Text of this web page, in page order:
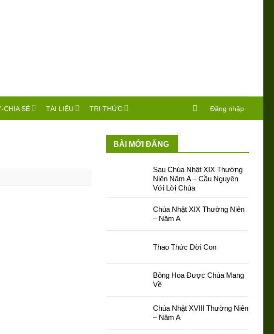
CHIA SẺ TÀI LIỆU TRI THỨC Đăng nhập
BÀI MỚI ĐĂNG
Sau Chúa Nhật XIX Thường
Niên Năm A – Cầu Nguyện
Với Lời Chúa
Chúa Nhật XIX Thường Niên
– Năm A
Thao Thức Đời Con
Bông Hoa Được Chúa Mang
Về
Chúa Nhật XVIII Thường Niên
– Năm A